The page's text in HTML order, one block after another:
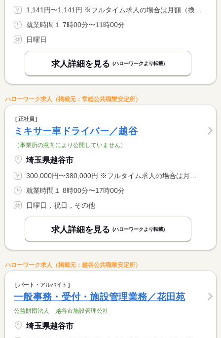
1,141円〜1,141円 ※フルタイム求人の場合は月額（換算額）、パート求人の場合は時間額を表示しています。
就業時間１ 7時00分〜11時00分
日曜日
求人詳細を見る (ハローワークより転載)
ハローワーク求人（掲載元：常総公共職業安定所）
正社員
ミキサー車ドライバー／越谷
（事業所の意向により公開していません）
埼玉県越谷市
300,000円〜380,000円 ※フルタイム求人の場合は月額（換算額）、パート求人の場合は時間額を表示しています。
就業時間１ 8時00分〜17時00分
日曜日，祝日，その他
求人詳細を見る (ハローワークより転載)
ハローワーク求人（掲載元：越谷公共職業安定所）
パート・アルバイト
一般事務・受付・施設管理業務／花田苑
公益財団法人 越谷市施設管理公社
埼玉県越谷市